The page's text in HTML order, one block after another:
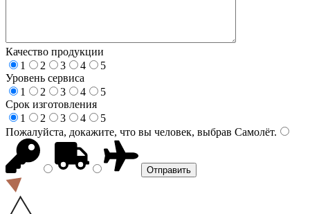
Качество продукции
1
2 3 4
5
Уровень сервиса
1
2 3 4
5
Срок изготовления
1
2 3 4
5
Пожалуйста, докажите, что вы человек, выбрав Самолёт.